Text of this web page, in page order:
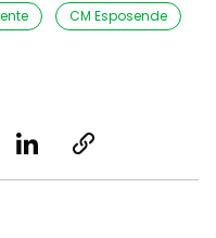
CM Esposende